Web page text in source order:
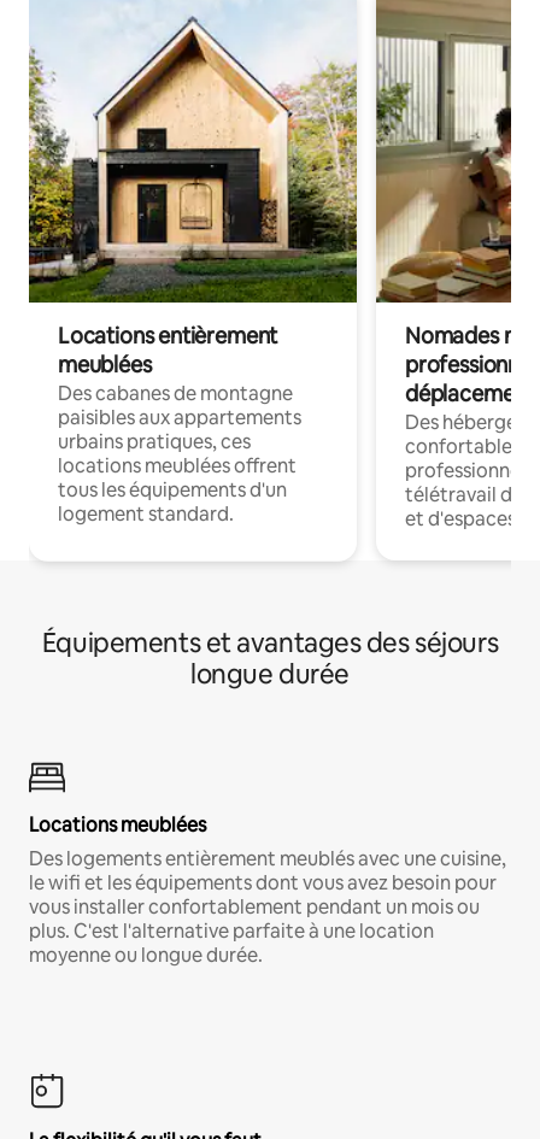
Locations entièrement
meublées
Des cabanes de montagne
paisibles aux appartements
urbains pratiques, ces
locations meublées offrent
tous les équipements d'un
logement standard.
Nomades
déplacement
Des
confortables
professionnels
télétravail
et d'espaces
Équipements et avantages des séjours
longue durée
Locations meublées
Des logements entièrement meublés avec une cuisine,
le wifi et les équipements dont vous avez besoin pour
vous installer confortablement pendant un mois ou
plus. C'est l'alternative parfaite à une location
moyenne ou longue durée.